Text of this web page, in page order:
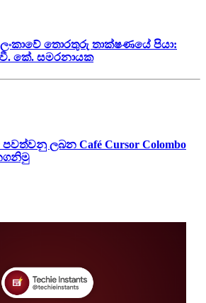
තොරතුරු තාක්ෂණයේ පියා:
වී. කේ. සමරනායක
පවත්වනු ලබන Café Cursor Colombo